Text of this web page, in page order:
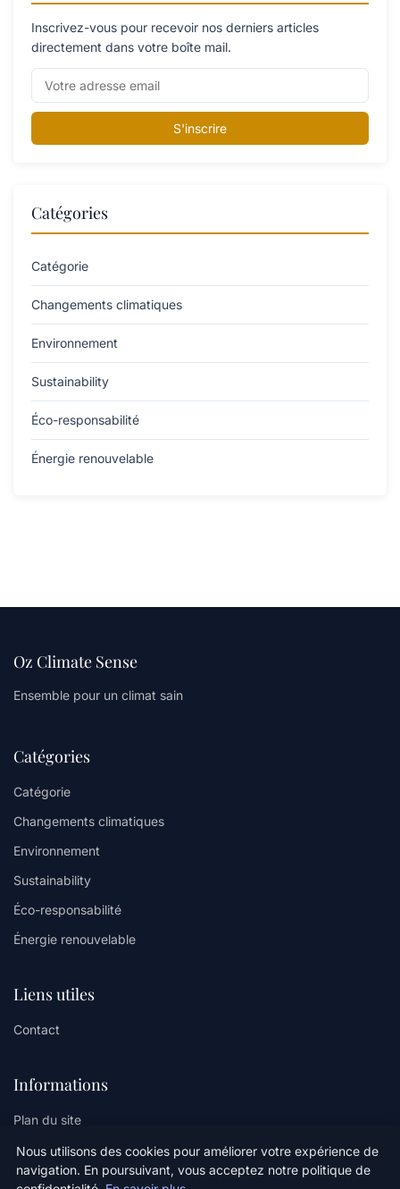
Inscrivez-vous pour recevoir nos derniers articles
directement dans votre boîte mail.
S'inscrire
Catégories
Catégorie
Changements climatiques
Environnement
Sustainability
Éco-responsabilité
Énergie renouvelable
Oz Climate Sense
Ensemble pour un climat sain
Catégories
Catégorie
Changements climatiques
Environnement
Sustainability
Éco-responsabilité
Énergie renouvelable
Liens utiles
Contact
Informations
Plan du site
Nous utilisons des cookies pour améliorer votre expérience de
navigation. En poursuivant, vous acceptez notre politique de